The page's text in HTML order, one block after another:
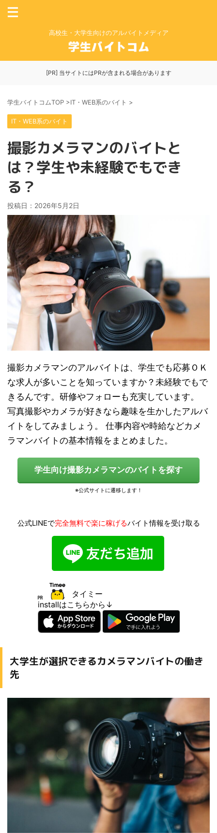
高校生・大学生向けのアルバイトメディア
[PR] 当サイトにはPRが含まれる場合があります
学生バイトコムTOP >IT・WEB系のバイト >
IT・WEB系のバイト
撮影カメラマンのバイトと
は？学生や未経験でもでき
る？
投稿日： 2026年5月2日
撮影カメラマンのアルバイトは、学生でも応募ＯＫ
な求人が多いことを知っていますか？未経験でもで
きるんです。研修やフォローも充実しています。
写真撮影やカメラが好きなら趣味を生かしたアルバ
イトをしてみましょう。 仕事内容や時給などカメ
ラマンバイトの基本情報をまとめました。
学生向け撮影カメラマンのバイトを探す
公式LINEで完全無料で楽に稼げるバイト情報を受け取る
タイミー
installはこちらから↓
大学生が選択できるカメラマンバイトの働き
先